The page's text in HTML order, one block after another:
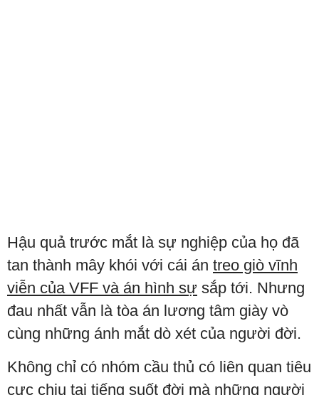
Hậu quả trước mắt là sự nghiệp của họ đã
tan thành mây khói với cái án treo giò vĩnh
viễn của VFF và án hình sự sắp tới. Nhưng
đau nhất vẫn là tòa án lương tâm giày vò
cùng những ánh mắt dò xét của người đời.
Không chỉ có nhóm cầu thủ có liên quan tiêu
cực chịu tai tiếng suốt đời mà những người